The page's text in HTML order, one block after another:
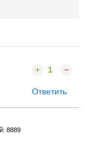
1
Ответить
8889